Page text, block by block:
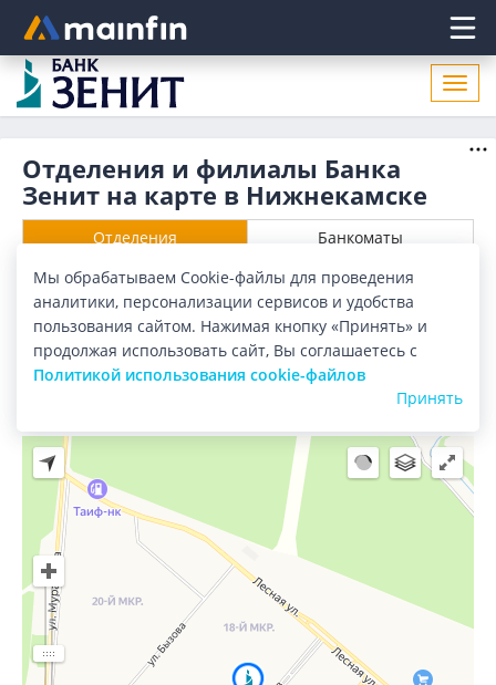
Главное меню
Отделения и филиалы Банка
Зенит на карте в Нижнекамске
Отделения Банкоматы
Все банки Карта Список
Город:Нижнекамск
Мы обрабатываем Cookie-файлы для проведения
аналитики, персонализации сервисов и удобства
пользования сайтом. Нажимая кнопку «Принять» и
продолжая использовать сайт, Вы соглашаетесь с
Политикой использования cookie-файлов
Принять